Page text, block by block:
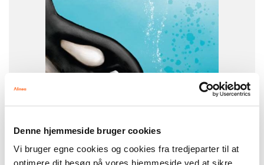
Denne hjemmeside bruger cookies
Vi bruger egne cookies og cookies fra tredjeparter til at
optimere dit besøg på vores hjemmeside ved at sikre
Flergangsbog
9788723560834